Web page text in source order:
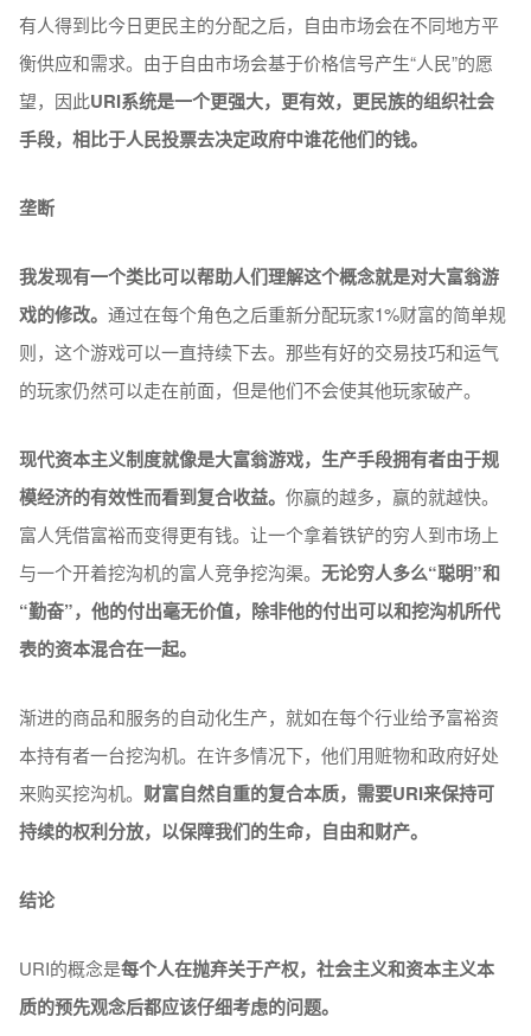
有人得到比今日更民主的分配之后，自由市场会在不同地方平
衡供应和需求。由于自由市场会基于价格信号产生“人民”的愿
望，因此URI系统是一个更强大，更有效，更民族的组织社会
手段，相比于人民投票去决定政府中谁花他们的钱。
垄断
我发现有一个类比可以帮助人们理解这个概念就是对大富翁游
戏的修改。通过在每个角色之后重新分配玩家1%财富的简单规
则，这个游戏可以一直持续下去。那些有好的交易技巧和运气
的玩家仍然可以走在前面，但是他们不会使其他玩家破产。
现代资本主义制度就像是大富翁游戏，生产手段拥有者由于规
模经济的有效性而看到复合收益。你赢的越多，赢的就越快。
富人凭借富裕而变得更有钱。让一个拿着铁铲的穷人到市场上
与一个开着挖沟机的富人竞争挖沟渠。无论穷人多么“聪明”和
“勤奋”，他的付出毫无价值，除非他的付出可以和挖沟机所代
表的资本混合在一起。
渐进的商品和服务的自动化生产，就如在每个行业给予富裕资
本持有者一台挖沟机。在许多情况下，他们用赃物和政府好处
来购买挖沟机。 财富自然自重的复合本质，需要URI来保持可
持续的权利分放，以保障我们的生命，自由和财产。
结论
URI的概念是每个人在抛弃关于产权，社会主义和资本主义本
质的预先观念后都应该仔细考虑的问题。